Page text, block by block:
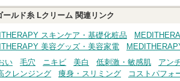
ールド糸 Lクリーム 関連リンク
スキンケア・基礎化粧品
美容グッズ・美容家電
い 毛穴 ニキビ 美白 低刺激・敏感肌 アン
クレンジング 痩身・スリミング コストパフォ